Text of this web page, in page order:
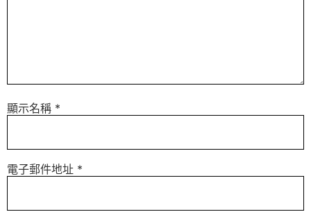
顯示名稱 *
電子郵件地址 *